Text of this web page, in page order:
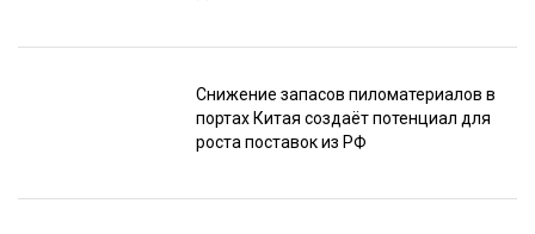
Снижение запасов пиломатериалов в
портах Китая создаёт потенциал для
роста поставок из РФ